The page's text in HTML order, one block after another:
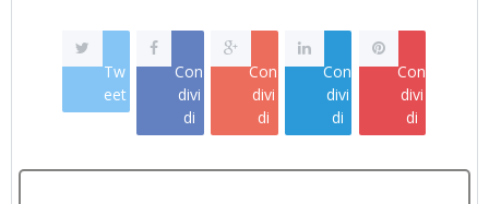
Tw
eet
Con
divi
di
Con
divi
di
Con
divi
di
Con
divi
di